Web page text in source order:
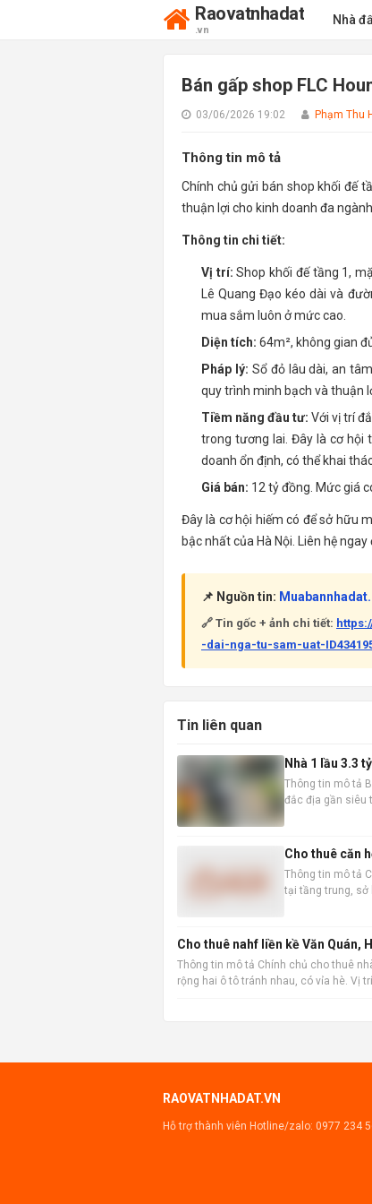
Raovatnhadat
.vn
Nhà
Bán gấp shop FLC
03/06/2026 19:02 Phạm Thu
Thông tin mô tả
Chính chủ gửi bán shop khối đế
thuận lợi cho kinh doanh đa ngành
Thông tin chi tiết:
Vị trí: Shop khối đế tầng 1,
Lê Quang Đạo kéo dài và
mua sắm luôn ở mức cao.
Diện tích: 64m², không gian
Pháp lý: Sổ đỏ lâu dài, an
quy trình minh bạch và thuận
Tiềm năng đầu tư: Với vị trí
trong tương lai. Đây là cơ hội
doanh ổn định, có thể khai
Giá bán: 12 tỷ đồng. Mức giá
Đây là cơ hội hiếm có để sở hữu
bậc nhất của Hà Nội. Liên hệ ngay
📌 Nguồn tin:
🔗 Tin gốc + ảnh chi tiết:
-dai-nga-tu-sam-uat-
Tin liên quan
Nhà 1 lầu 3.3
Thông tin mô tả
đắc địa gần siêu
Cho thuê căn
Thông tin mô tả
tại tầng trung, sở
Cho thuê nahf liền kề Văn Quán,
Thông tin mô tả Chính chủ cho thuê
rộng hai ô tô tránh nhau, có vỉa hè. Vị
RAOVATNHADAT.VN
Hỗ trợ thành viên Hotline/zalo: 0977 234